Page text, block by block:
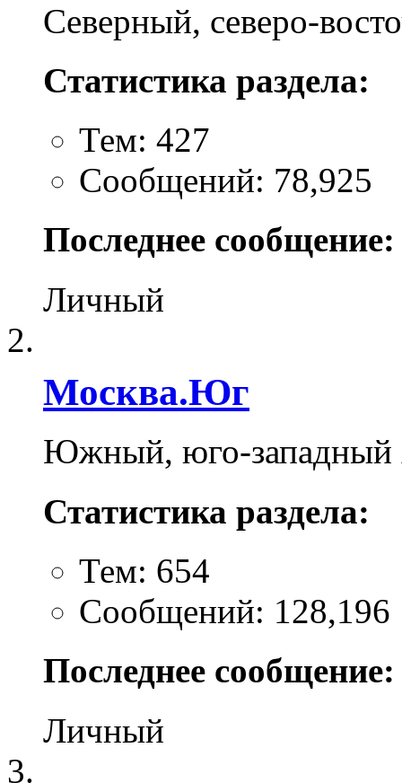
Северный, северо-
Статистика раздела:
Тем: 427
Сообщений: 78,925
Последнее сообщение:
Личный
Москва.Юг
Южный, юго-
Статистика раздела:
Тем: 654
Сообщений: 128,196
Последнее сообщение:
Личный